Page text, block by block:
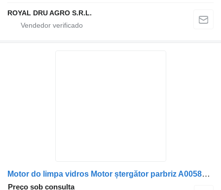
ROYAL DRU AGRO S.R.L.
Motor do limpa vidros Motor ștergător parbriz A0058209842 para camião Mercedes-Benz 0058209842
Preço sob consulta